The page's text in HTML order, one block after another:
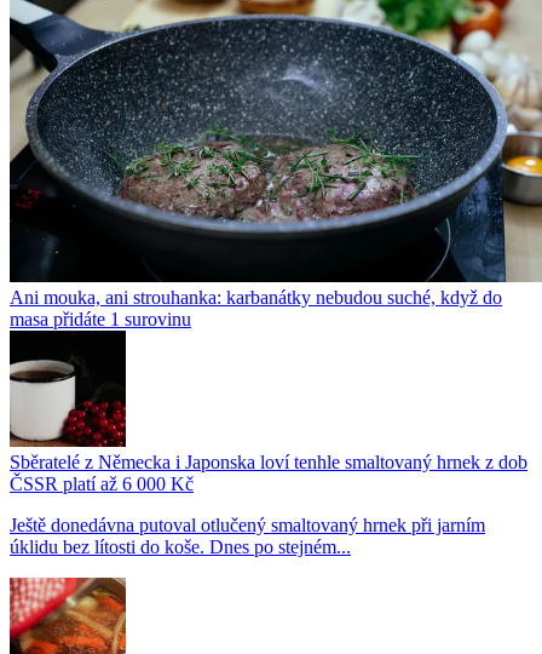
Ani mouka, ani strouhanka: karbanátky nebudou suché, když do
masa přidáte 1 surovinu
Sběratelé z Německa i Japonska loví tenhle smaltovaný hrnek z dob
ČSSR platí až 6 000 Kč
Ještě donedávna putoval otlučený smaltovaný hrnek při jarním
úklidu bez lítosti do koše. Dnes po stejném...